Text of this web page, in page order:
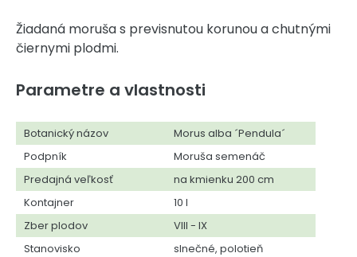
Žiadaná moruša s previsnutou korunou a chutnými
čiernymi plodmi.
Parametre a vlastnosti
Botanický názov
Morus alba ´Pendula´
Podpník
Moruša semenáč
Predajná veľkosť
na kmienku 200 cm
Kontajner
10 l
Zber plodov
VIII - IX
Stanovisko
slnečné, polotieň